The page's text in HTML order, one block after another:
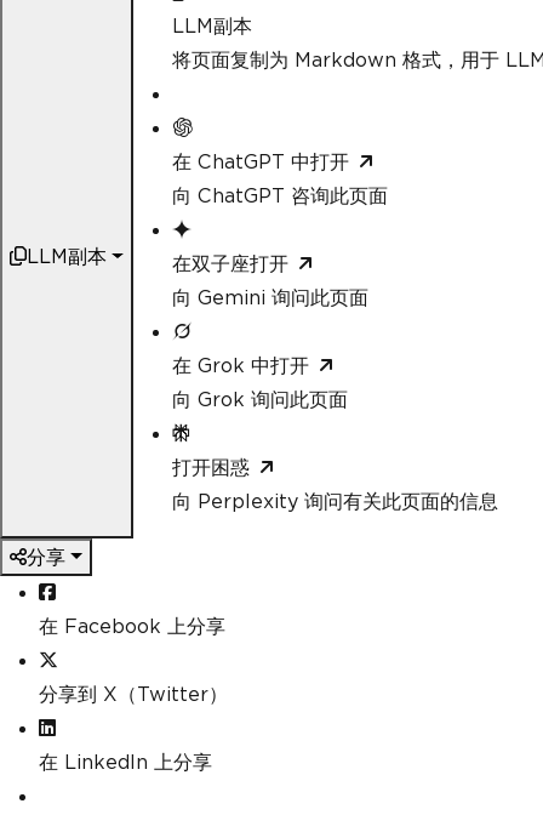
LLM副本
LLM副本
将页面复制为 Markdown 格式，用于
在 ChatGPT 中打开
向 ChatGPT 咨询此页面
在双子座打开
向 Gemini 询问此页面
在 Grok 中打开
向 Grok 询问此页面
打开困惑
向 Perplexity 询问有关此页面的信息
分享
在 Facebook 上分享
分享到 X（Twitter）
在 LinkedIn 上分享